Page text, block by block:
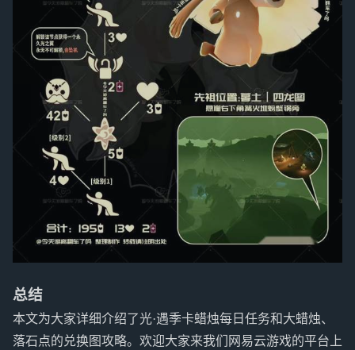
总结
本文为大家详细介绍了光·遇季卡蜡烛每日任务和大蜡烛、
落石点的兑换图攻略。欢迎大家来我们网易云游戏的平台上